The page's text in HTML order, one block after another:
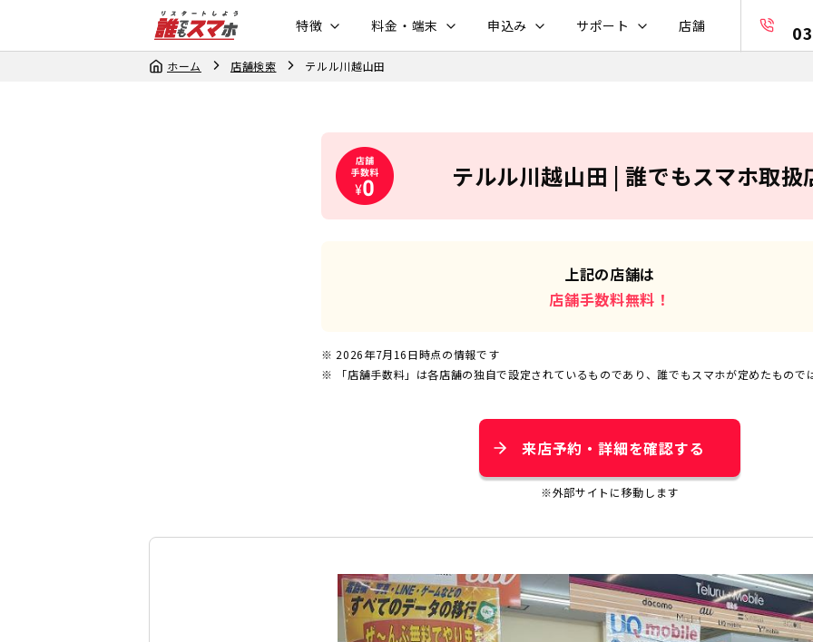
特徴 料金・端末 申込み サポート 店舗
ホーム 店舗検索 テルル川越山田
テルル川越山田 | 誰でもスマホ取扱
上記の店舗は
店舗手数料無料！
2026年7月16日時点の情報です
「店舗手数料」は各店舗の独自で設定されているものであり、誰でもスマホが定めたもので
来店予約・詳細を確認する
※外部サイトに移動します